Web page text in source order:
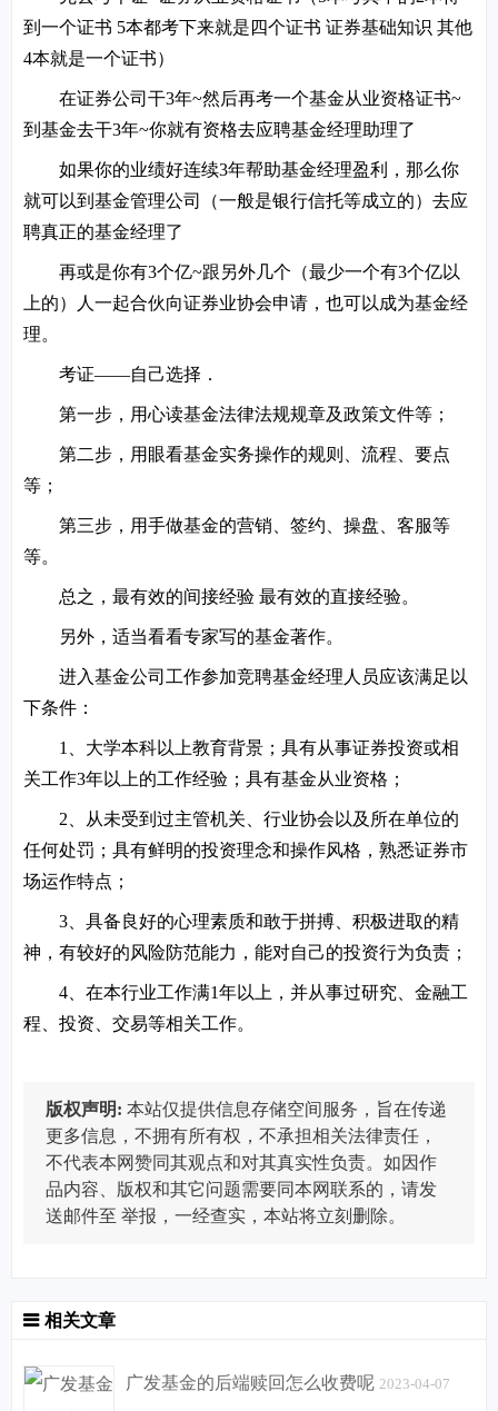
到一个证书 5本都考下来就是四个证书 证券基础知识 其他
4本就是一个证书）
在证券公司干3年~然后再考一个基金从业资格证书~
到基金去干3年~你就有资格去应聘基金经理助理了
如果你的业绩好连续3年帮助基金经理盈利，那么你
就可以到基金管理公司（一般是银行信托等成立的）去应
聘真正的基金经理了
再或是你有3个亿~跟另外几个（最少一个有3个亿以
上的）人一起合伙向证券业协会申请，也可以成为基金经
理。
考证——自己选择．
第一步，用心读基金法律法规规章及政策文件等；
第二步，用眼看基金实务操作的规则、流程、要点
等；
第三步，用手做基金的营销、签约、操盘、客服等
等。
总之，最有效的间接经验 最有效的直接经验。
另外，适当看看专家写的基金著作。
进入基金公司工作参加竞聘基金经理人员应该满足以
下条件：
1、大学本科以上教育背景；具有从事证券投资或相
关工作3年以上的工作经验；具有基金从业资格；
2、从未受到过主管机关、行业协会以及所在单位的
任何处罚；具有鲜明的投资理念和操作风格，熟悉证券市
场运作特点；
3、具备良好的心理素质和敢于拼搏、积极进取的精
神，有较好的风险防范能力，能对自己的投资行为负责；
4、在本行业工作满1年以上，并从事过研究、金融工
程、投资、交易等相关工作。
版权声明: 本站仅提供信息存储空间服务，旨在传递
更多信息，不拥有所有权，不承担相关法律责任，
不代表本网赞同其观点和对其真实性负责。如因作
品内容、版权和其它问题需要同本网联系的，请发
送邮件至 举报，一经查实，本站将立刻删除。
相关文章
广发基金的后端赎回怎么收费呢 2023-04-07